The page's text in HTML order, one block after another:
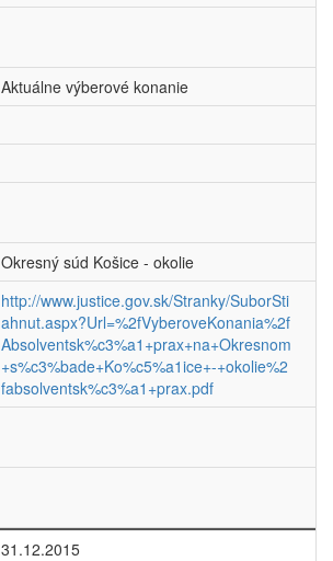
Aktuálne výberové konanie
Okresný súd Košice - okolie
http://www.justice.gov.sk/Stranky/SuborSti
ahnut.aspx?Url=%2fVyberoveKonania%2f
Absolventsk%c3%a1+prax+na+Okresnom
+s%c3%bade+Ko%c5%a1ice+-+okolie%2
fabsolventsk%c3%a1+prax.pdf
31.12.2015